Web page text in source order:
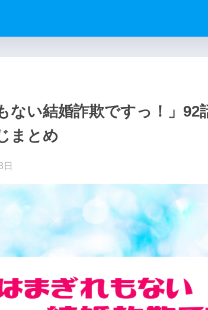
ない結婚詐欺ですっ！」92
まとめ